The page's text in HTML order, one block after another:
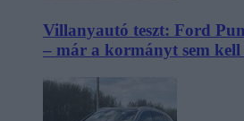
Villanyautó teszt: Ford
– már a kormányt sem